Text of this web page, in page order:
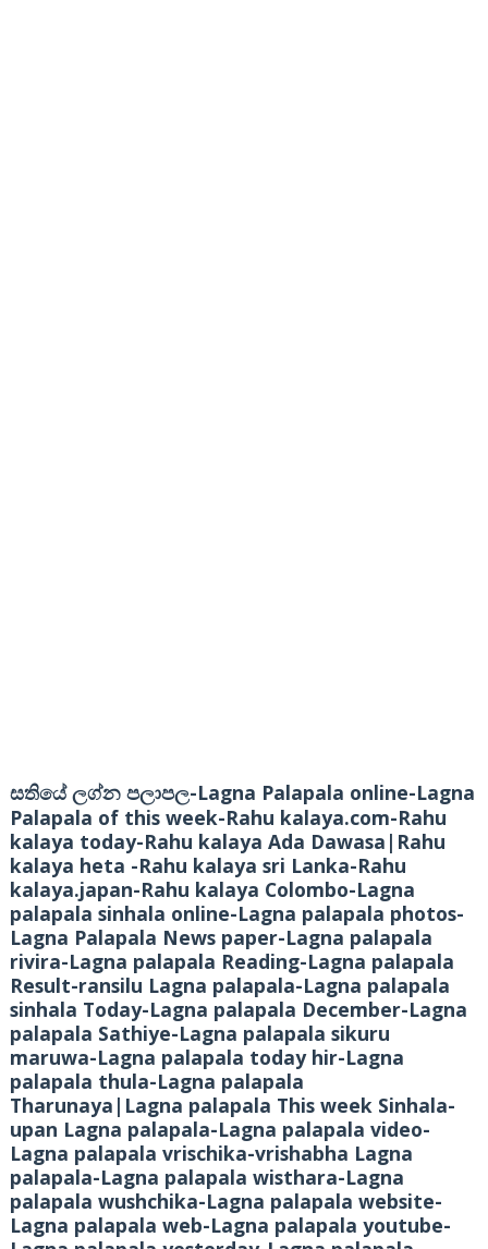
සතියේ ලග්න පලාපල-Lagna Palapala online-Lagna
Palapala of this week-Rahu kalaya.com-Rahu
kalaya today-Rahu kalaya Ada Dawasa|Rahu
kalaya heta -Rahu kalaya sri Lanka-Rahu
kalaya.japan-Rahu kalaya Colombo-Lagna
palapala sinhala online-Lagna palapala photos-
Lagna Palapala News paper-Lagna palapala
rivira-Lagna palapala Reading-Lagna palapala
Result-ransilu Lagna palapala-Lagna palapala
sinhala Today-Lagna palapala December-Lagna
palapala Sathiye-Lagna palapala sikuru
maruwa-Lagna palapala today hir-Lagna
palapala thula-Lagna palapala
Tharunaya|Lagna palapala This week Sinhala-
upan Lagna palapala-Lagna palapala video-
Lagna palapala vrischika-vrishabha Lagna
palapala-Lagna palapala wisthara-Lagna
palapala wushchika-Lagna palapala website-
Lagna palapala web-Lagna palapala youtube-